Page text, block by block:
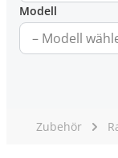
Modell
Zubehör